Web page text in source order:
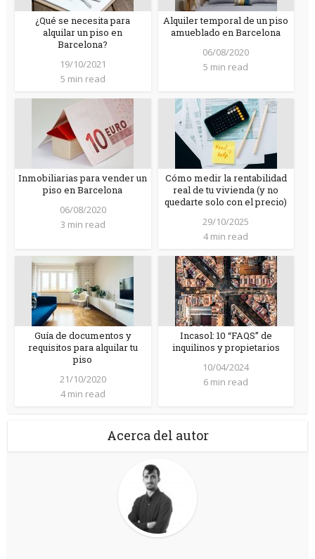
¿Qué se necesita para
alquilar un piso en
Barcelona?
19/10/2021
5 min read
Alquiler temporal de un piso
amueblado en Barcelona
06/08/2020
5 min read
Inmobiliarias para vender un
piso en Barcelona
06/08/2020
3 min read
Cómo medir la rentabilidad
real de tu vivienda (y no
quedarte solo con el precio)
29/10/2025
4 min read
Guía de documentos y
requisitos para alquilar tu
piso
21/10/2020
4 min read
Incasol: 10 “FAQS” de
inquilinos y propietarios
10/04/2024
6 min read
Acerca del autor